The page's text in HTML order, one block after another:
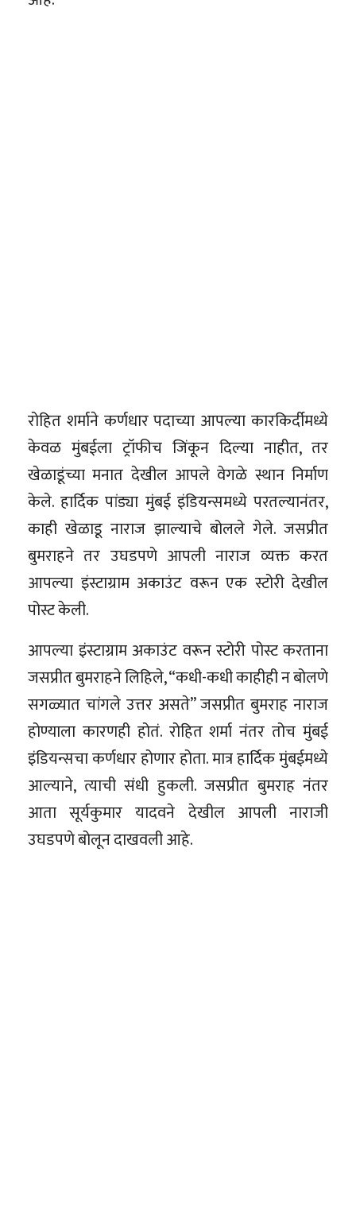
रोहित शर्माने कर्णधार पदाच्या आपल्या कारकिर्दीमध्ये
केवळ मुंबईला ट्रॉफीच जिंकून दिल्या नाहीत, तर
खेळाडूंच्या मनात देखील आपले वेगळे स्थान निर्माण
केले. हार्दिक पांड्या मुंबई इंडियन्समध्ये परतल्यानंतर,
काही खेळाडू नाराज झाल्याचे बोलले गेले. जसप्रीत
बुमराहने तर उघडपणे आपली नाराज व्यक्त करत
आपल्या इंस्टाग्राम अकाउंट वरून एक स्टोरी देखील
पोस्ट केली.
आपल्या इंस्टाग्राम अकाउंट वरून स्टोरी पोस्ट करताना
जसप्रीत बुमराहने लिहिले, “कधी-कधी काहीही न बोलणे
सगळ्यात चांगले उत्तर असते” जसप्रीत बुमराह नाराज
होण्याला कारणही होतं. रोहित शर्मा नंतर तोच मुंबई
इंडियन्सचा कर्णधार होणार होता. मात्र हार्दिक मुंबईमध्ये
आल्याने, त्याची संधी हुकली. जसप्रीत बुमराह नंतर
आता सूर्यकुमार यादवने देखील आपली नाराजी
उघडपणे बोलून दाखवली आहे.